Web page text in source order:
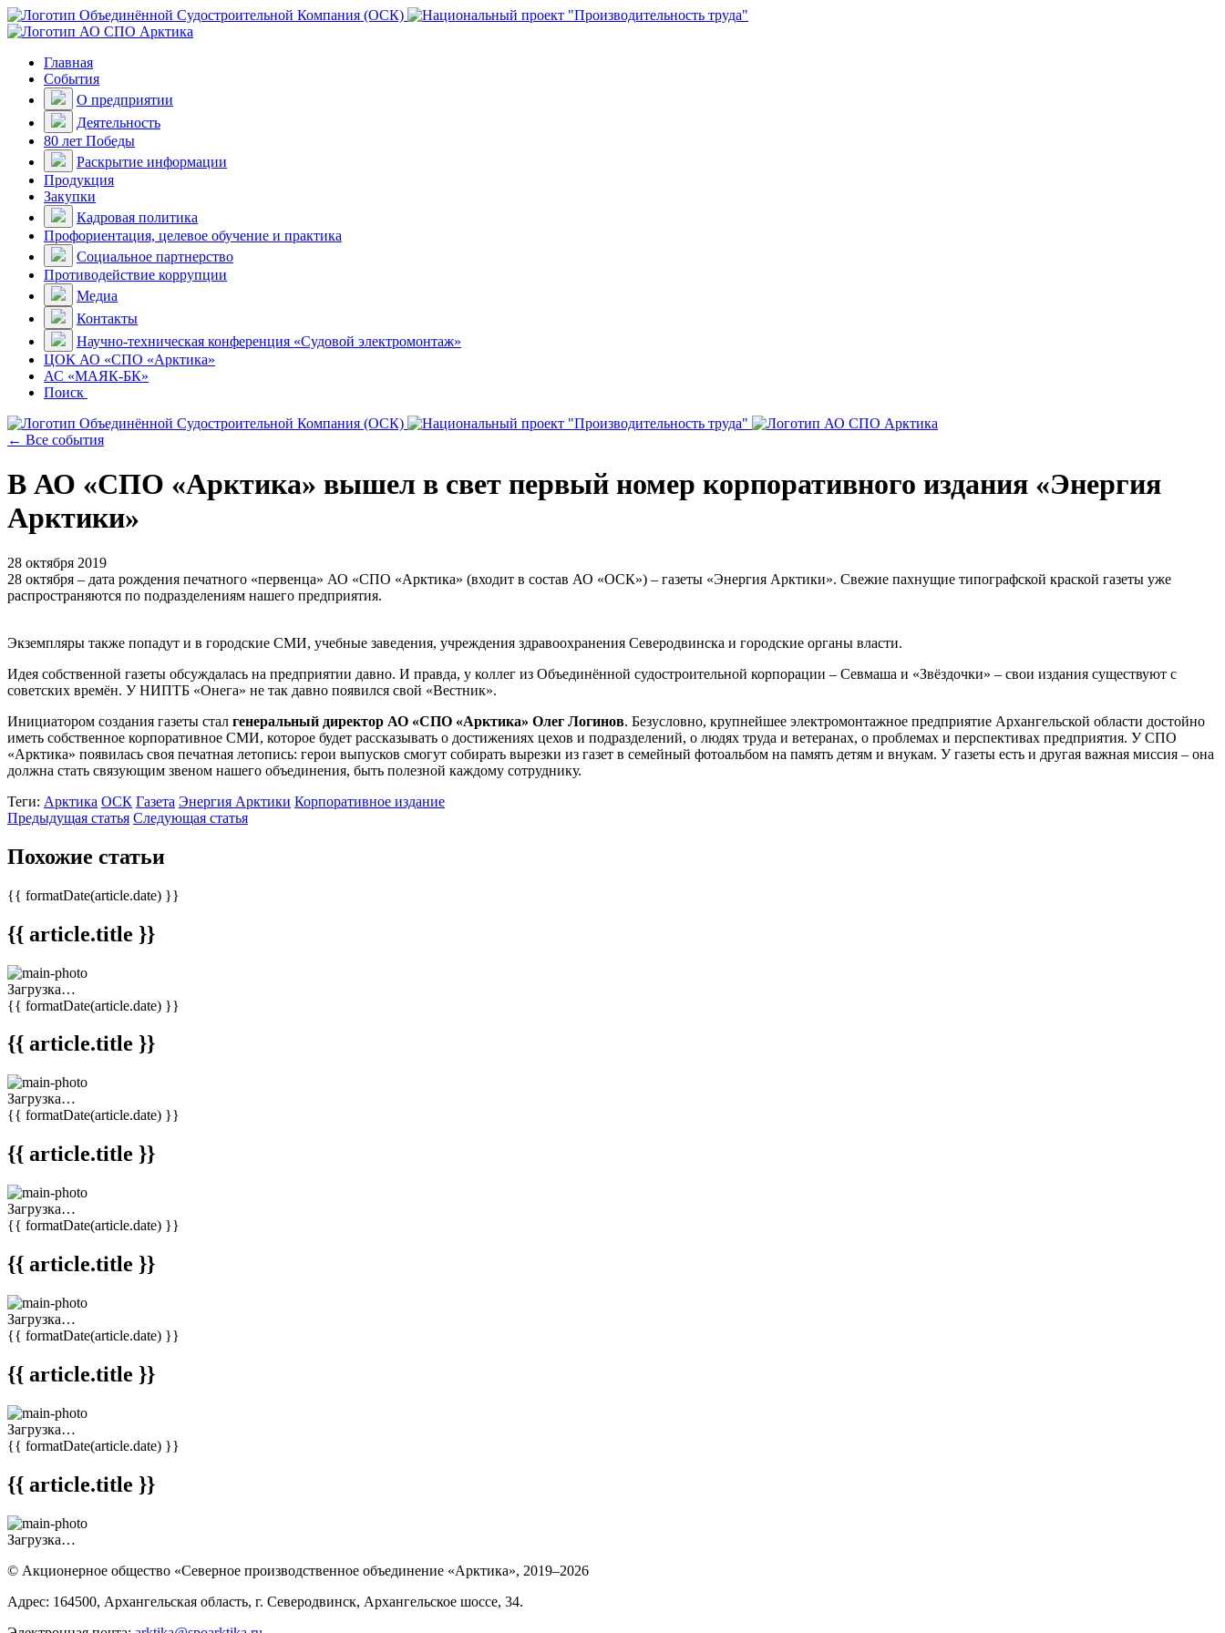
Главная
События
О предприятии
Деятельность
80 лет Победы
Раскрытие информации
Продукция
Закупки
Кадровая политика
Профориентация, целевое обучение и практика
Социальное партнерство
Противодействие коррупции
Медиа
Контакты
Научно-техническая конференция «Судовой электромонтаж»
ЦОК АО «СПО «Арктика»
АС «МАЯК-БК»
Поиск
← Все события
В АО «СПО «Арктика» вышел в свет первый номер корпоративного издания «Энергия
Арктики»
28 октября 2019
28 октября – дата рождения печатного «первенца» АО «СПО «Арктика» (входит в состав АО «ОСК») – газеты «Энергия Арктики». Свежие пахнущие типографской краской газеты уже
распространяются по подразделениям нашего предприятия.
Экземпляры также попадут и в городские СМИ, учебные заведения, учреждения здравоохранения Северодвинска и городские органы власти.
Идея собственной газеты обсуждалась на предприятии давно. И правда, у коллег из Объединённой судостроительной корпорации – Севмаша и «Звёздочки» – свои издания существуют c
советских времён. У НИПТБ «Онега» не так давно появился свой «Вестник».
Инициатором создания газеты стал генеральный директор АО «СПО «Арктика» Олег Логинов. Безусловно, крупнейшее электромонтажное предприятие Архангельской области достойно
иметь собственное корпоративное СМИ, которое будет рассказывать о достижениях цехов и подразделений, о людях труда и ветеранах, о проблемах и перспективах предприятия. У СПО
«Арктика» появилась своя печатная летопись: герои выпусков смогут собирать вырезки из газет в семейный фотоальбом на память детям и внукам. У газеты есть и другая важная миссия – она
должна стать связующим звеном нашего объединения, быть полезной каждому сотруднику.
Теги: Арктика ОСК Газета Энергия Арктики Корпоративное издание
Предыдущая статья Следующая статья
Похожие статьи
{{ formatDate(article.date) }}
{{ article.title }}
Загрузка…
{{ formatDate(article.date) }}
{{ article.title }}
Загрузка…
{{ formatDate(article.date) }}
{{ article.title }}
Загрузка…
{{ formatDate(article.date) }}
{{ article.title }}
Загрузка…
{{ formatDate(article.date) }}
{{ article.title }}
Загрузка…
{{ formatDate(article.date) }}
{{ article.title }}
Загрузка…
© Акционерное общество «Северное производственное объединение «Арктика», 2019–2026
Адрес: 164500, Архангельская область, г. Северодвинск, Архангельское шоссе, 34.